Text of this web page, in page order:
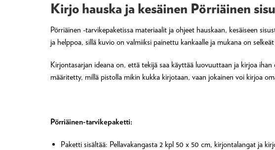
Kirjo hauska ja kesäinen Pörriäinen
Pörriäinen -tarvikepaketissa materiaalit ja ohjeet hauskaan, kesäiseen
ja helppoa, sillä kuvio on valmiiksi painettu kankaalle ja mukana on
Kirjontasarjan ideana on, että tekijä saa käyttää luovuuttaan ja kirjoa
määritetty, millä pistolla mikin kukka kirjotaan, vaan jokainen voi kirjoa
Pörriäinen-tarvikepaketti:
Paketti sisältää: Pellavakangasta 2 kpl 50 x 50 cm, kirjontalangat ja